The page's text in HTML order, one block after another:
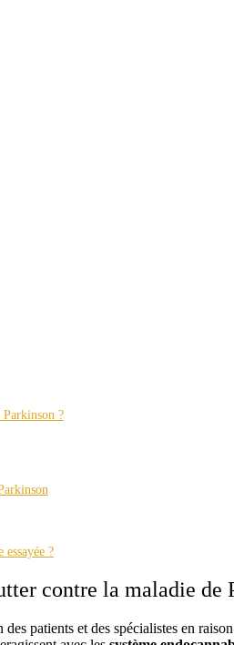
?
?
contre la maladie de
des patients et des spécialistes en